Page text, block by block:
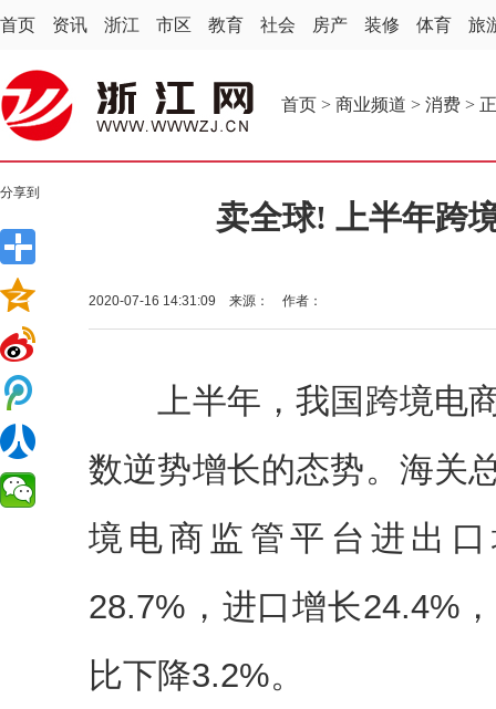
首页 资讯 浙江 市区 教育 社会 房产 装修 体育 旅
首页 > 商业频道 > 消费 >
分享到
卖全球! 上半年跨
2020-07-16 14:31:09 来源： 作者：
上半年，我国跨境电商
数逆势增长的态势。海关
境电商监管平台进出
28.7%，进口增长24.4%
比下降3.2%。